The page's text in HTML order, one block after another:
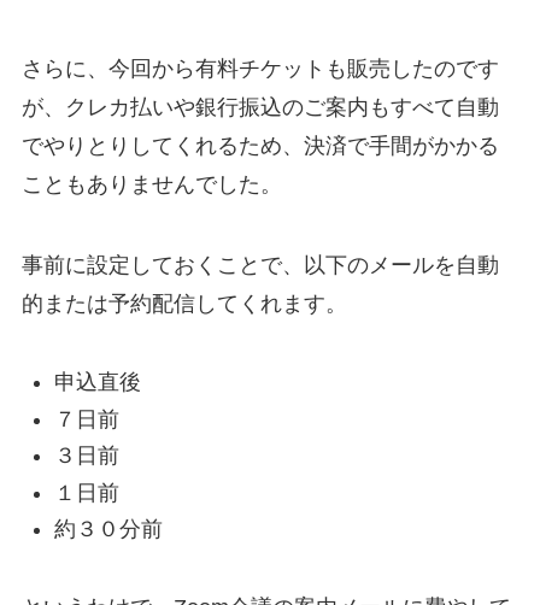
さらに、今回から有料チケットも販売したのです
が、クレカ払いや銀行振込のご案内もすべて自動
でやりとりしてくれるため、決済で手間がかかる
こともありませんでした。
事前に設定しておくことで、以下のメールを自動
的または予約配信してくれます。
申込直後
７日前
３日前
１日前
約３０分前